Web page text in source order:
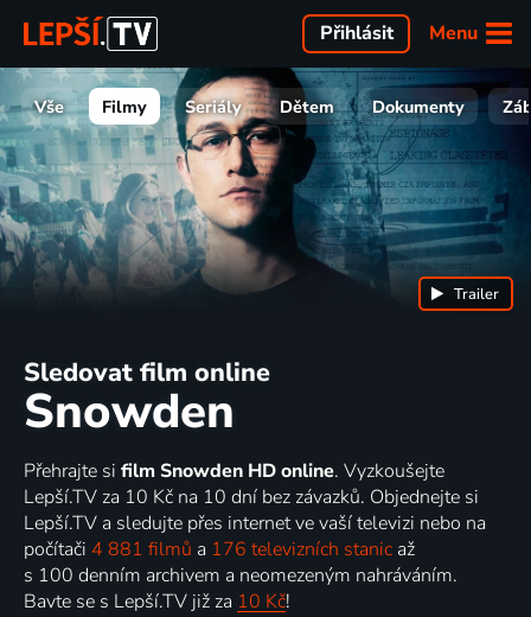
Menu
Přihlásit
Vše Filmy Seriály Dětem Dokumenty
Sledovat film online
Snowden
Trailer
Přehrajte si film Snowden HD online. Vyzkoušejte
Lepší.TV za 10 Kč na 10 dní bez závazků. Objednejte si
Lepší.TV a sledujte přes internet ve vaší televizi nebo na
počítači 4 881 filmů a 176 televizních stanic až
s 100 denním archivem a neomezeným nahráváním.
Bavte se s Lepší.TV již za 10 Kč!